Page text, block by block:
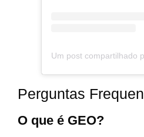
Perguntas
O que é GEO?